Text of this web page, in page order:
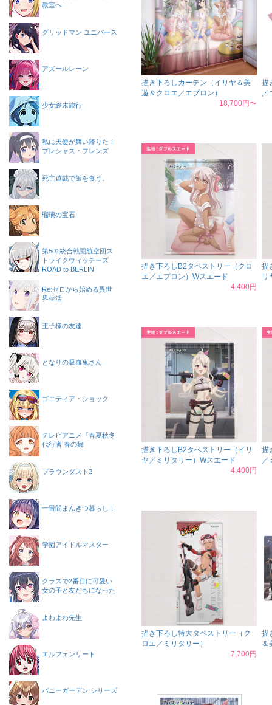
描き下ろしカーテン（イリヤ＆美
遊＆クロエ／エプロン）
18,700円〜
描
／
描き下ろしB2タペストリー（クロ
エ／エプロン）Wスエード
4,400円
描
リ
描き下ろしB2タペストリー（イリ
ヤ／ミリタリー）Wスエード
4,400円
描
／
描き下ろし特大タペストリー（ク
ロエ／ミリタリー）
7,700円
描
＆
教室へ
グリッドマン ユニバース
アズールレーン
少女終末旅行
私に天使が舞い降りた！
プレシャス・フレンズ
死亡遊戯で飯を食う。
瑠璃の宝石
第501統合戦闘航空団ス
トライクウィッチーズ
ROAD to BERLIN
Re:ゼロから始める異世
界生活
王子様の友達
となりの吸血鬼さん
ゴエティア・ショック
テレビアニメ『春夏秋冬
代行者 春の舞
ブラウンダスト2
一畳間まんきつ暮らし！
学園アイドルマスター
クラスで2番目に可愛い
女の子と友だちになった
よわよわ先生
エルフェンリート
バニーガーデン シリーズ